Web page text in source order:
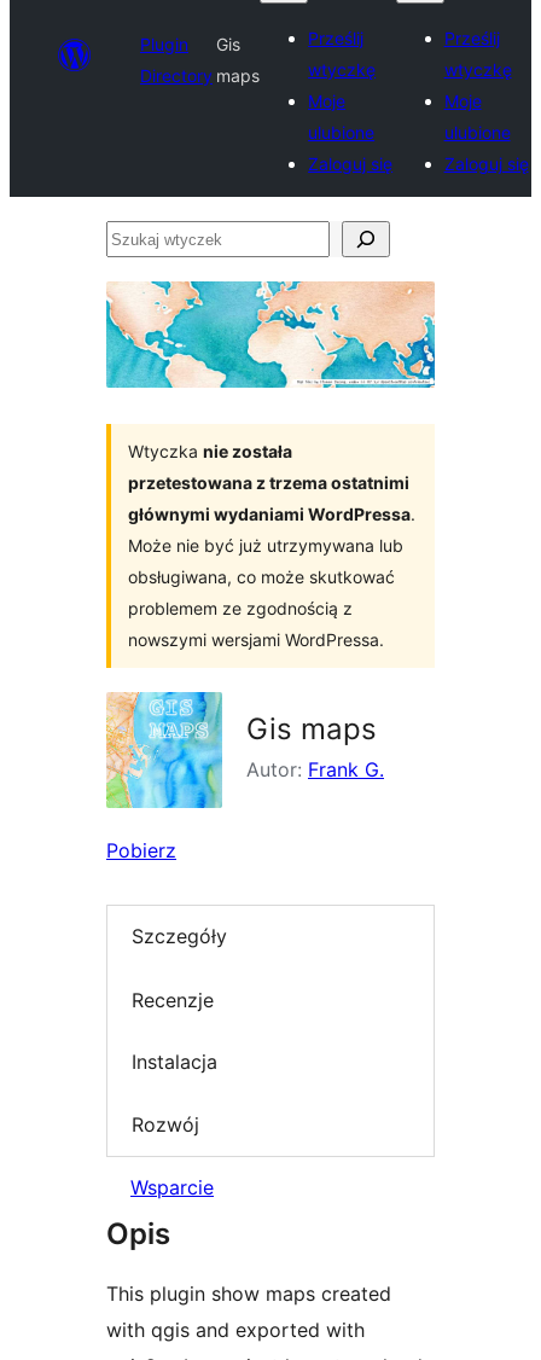
Plugin
Directory
Gis
maps
Prześlij
wtyczkę
Moje
ulubione
Zaloguj się
Prześlij
wtyczkę
Moje
ulubione
Zaloguj się
Szukaj
Wtyczka nie została
przetestowana z trzema ostatnimi
głównymi wydaniami WordPressa.
Może nie być już utrzymywana lub
obsługiwana, co może skutkować
problemem ze zgodnością z
nowszymi wersjami WordPressa.
Gis maps
Autor: Frank G.
Pobierz
Szczegóły
Recenzje
Instalacja
Rozwój
Wsparcie
Opis
This plugin show maps created
with qgis and exported with